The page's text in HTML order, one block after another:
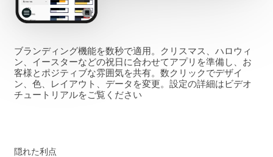
ブランディング機能を数秒で適用。クリスマス、ハロウィ
ン、イースターなどの祝日に合わせてアプリを準備し、お
客様とポジティブな雰囲気を共有。数クリックでデザイ
ン、色、レイアウト、データを変更。設定の詳細はビデオ
チュートリアルをご覧ください
隠れた利点